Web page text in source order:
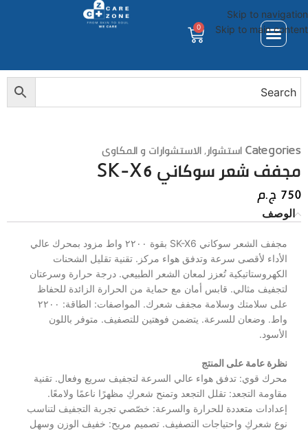
Skip to navigation
Skip to main content
0
Categoriesاستشوار,الاستشوارات و المكاوى
مجفف شعر سوكاني SK-X6
750ج.م
الوصف
مجفف الشعر سوكاني SK-X6 بقوة ٢٢٠٠ واط مزود بمحرك عالي
الأداء لأقصى سرعة وتدفق هواء مركز. تقنية تقليل الشحنات
الكهروستاتيكية تُعزز لمعان الشعر الطبيعي. درجة حرارة وسرعتان
لتجفيف مثالي. قابس أمان مع حماية من الحرارة الزائدة للحفاظ
على سلامتك وسلامة مجفف شعرك. المواصفات: الطاقة: ٢٢٠٠
واط. وضعان للسرعة. يتضمن فوهتين للتصفيف. متوفر باللون
الأسود.
نظرة عامة على المنتج
محرك قوي: تدفق هواء عالي السرعة لتجفيف سريع وفعال. تقنية
مقاومة التجعد: تقلل التجعد وتمنح شعركِ مظهرًا ناعمًا ولامعًا.
إعدادات متعددة للحرارة والسرعة: خصّصي تجربة التجفيف لتناسب
نوع شعركِ واحتياجات التصفيف. تصميم مريح: خفيف الوزن وسهل